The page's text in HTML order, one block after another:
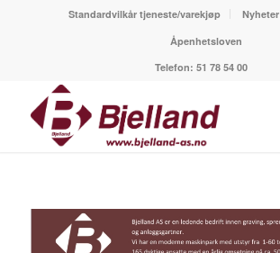
Standardvilkår tjeneste/varekjøp Nyheter
Åpenhetsloven
Telefon:51 78 54 00